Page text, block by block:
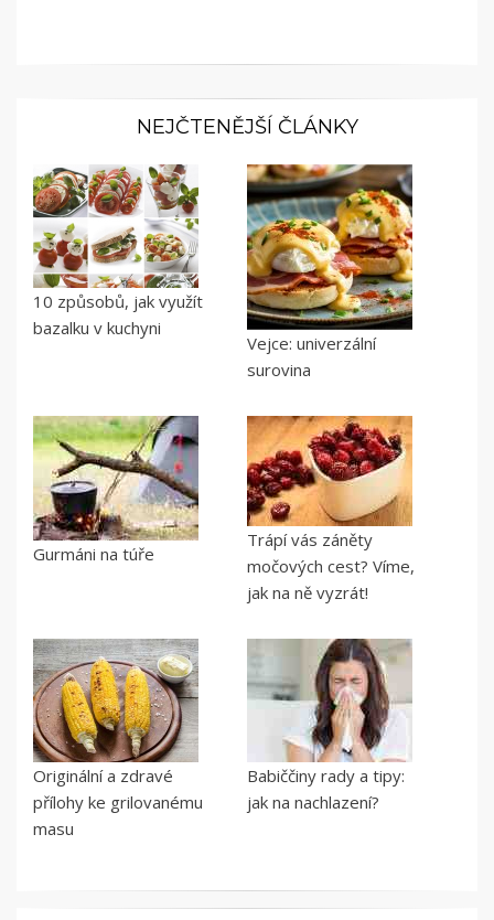
NEJČTENĚJŠÍ ČLÁNKY
10 způsobů, jak využít
bazalku v kuchyni
Vejce: univerzální
surovina
Gurmáni na túře
Trápí vás záněty
močových cest? Víme,
jak na ně vyzrát!
Originální a zdravé
přílohy ke grilovanému
masu
Babiččiny rady a tipy:
jak na nachlazení?